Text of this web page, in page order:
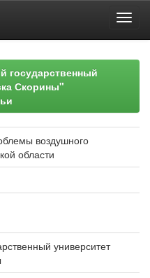
государственный
Скорины"
воздушного
области
университет